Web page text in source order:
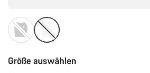
Größe auswählen